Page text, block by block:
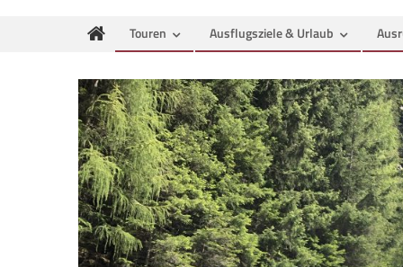
Touren Ausflugsziele & Urlaub